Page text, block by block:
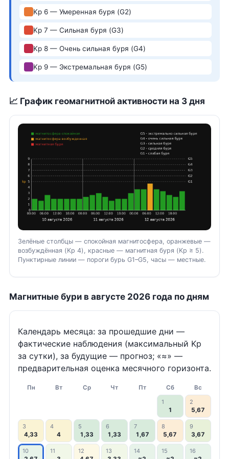
Kp 6 — Умеренная буря (G2)
Kp 7 — Сильная буря (G3)
Kp 8 — Очень сильная буря (G4)
Kp 9 — Экстремальная буря (G5)
📈 График геомагнитной активности на 3 дня
Зелёные столбцы — спокойная магнитосфера, оранжевые —
возбуждённая (Kp 4), красные — магнитная буря (Kp ≥ 5).
Пунктирные линии — пороги бурь G1–G5, часы — местные.
Магнитные бури в августе 2026 года по дням
Календарь месяца: за прошедшие дни —
фактические наблюдения (максимальный Kp
за сутки), за будущие — прогноз; «≈» —
предварительная оценка месячного горизонта.
Пн Вт Ср Чт Пт Сб
Вс
1
1
2
5,67
3
4,33
4
4
5
1,33
6
1,33
7
1,67
8
5,67
9
3,67
10
11
12
13
14
15
16